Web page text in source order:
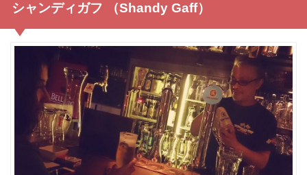
シャンディガフ （Shandy Gaff）